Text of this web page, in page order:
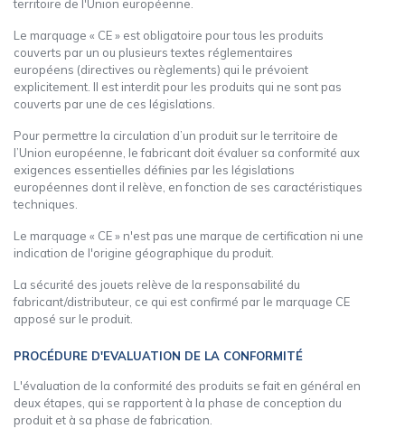
territoire de l'Union européenne.
Le marquage « CE » est obligatoire pour tous les produits
couverts par un ou plusieurs textes réglementaires
européens (directives ou règlements) qui le prévoient
explicitement. Il est interdit pour les produits qui ne sont pas
couverts par une de ces législations.
Pour permettre la circulation d’un produit sur le territoire de
l’Union européenne, le fabricant doit évaluer sa conformité aux
exigences essentielles définies par les législations
européennes dont il relève, en fonction de ses caractéristiques
techniques.
Le marquage « CE » n'est pas une marque de certification ni une
indication de l'origine géographique du produit.
La sécurité des jouets relève de la responsabilité du
fabricant/distributeur, ce qui est confirmé par le marquage CE
apposé sur le produit.
PROCÉDURE D'EVALUATION DE LA CONFORMITÉ
L'évaluation de la conformité des produits se fait en général en
deux étapes, qui se rapportent à la phase de conception du
produit et à sa phase de fabrication.